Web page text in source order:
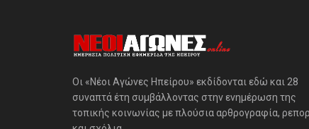
Οι «Νέοι Αγώνες Ηπείρου» εκδίδονται εδώ και 28
συναπτά έτη συμβάλλοντας στην ενημέρωση της
τοπικής κοινωνίας με πλούσια αρθρογραφία,